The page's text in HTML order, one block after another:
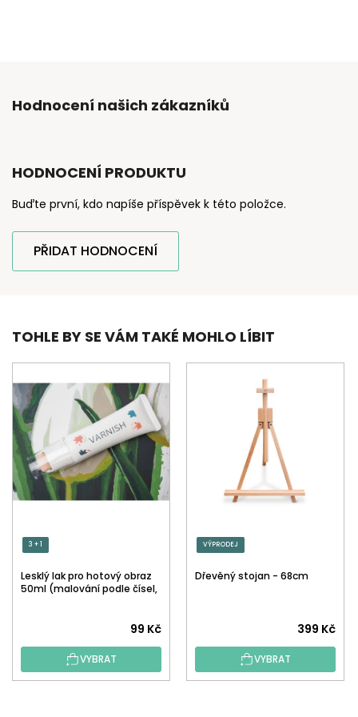
Hodnocení našich zákazníků
HODNOCENÍ PRODUKTU
Buďte první, kdo napíše příspěvek k této položce.
PŘIDAT HODNOCENÍ
TOHLE BY SE VÁM TAKÉ MOHLO LÍBIT
3 + 1
Lesklý lak pro hotový obraz
50ml (malování podle čísel,
hodnocení
produktu
je
99 Kč
VYBRAT
VÝPRODEJ
Dřevěný stojan - 68cm
399 Kč
VYBRAT